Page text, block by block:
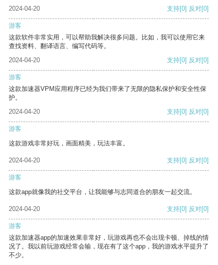
2024-04-20 支持[0] 反对[0]
游客
这款软件非常实用，可以帮助我解决很多问题。比如，我可以使用它来
查找资料、翻译语言、编写代码等。
2024-04-20
支持[0] 反对[0]
游客
这款加速器VPM应用程序已经为我们带来了无限的隐私保护和安全性保
护。
2024-04-20
支持[0] 反对[0]
游客
这款游戏非常好玩，画面精美，玩法丰富。
2024-04-20 支持[0] 反对[0]
游客
这款app就像我的社交平台，让我能够与志同道合的朋友一起交流。
2024-04-20 支持[0] 反对[0]
游客
这款加速器app的加速效果非常好，玩游戏再也不会出现卡顿、掉线的情
况了。我以前玩游戏经常会输，现在有了这个app，我的游戏水平提升了
不少。